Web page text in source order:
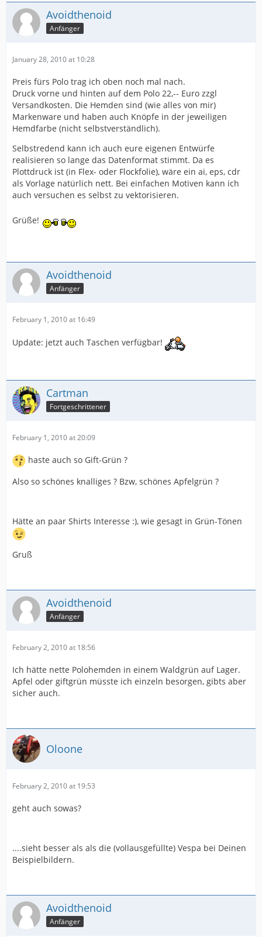
Avoidthenoid
Anfänger
January 28, 2010 at 10:28
Preis fürs Polo trag ich oben noch mal nach.
Druck vorne und hinten auf dem Polo 22,-- Euro zzgl
Versandkosten. Die Hemden sind (wie alles von mir)
Markenware und haben auch Knöpfe in der jeweiligen
Hemdfarbe (nicht selbstverständlich).
Selbstredend kann ich auch eure eigenen Entwürfe
realisieren so lange das Datenformat stimmt. Da es
Plottdruck ist (in Flex- oder Flockfolie), wäre ein ai, eps, cdr
als Vorlage natürlich nett. Bei einfachen Motiven kann ich
auch versuchen es selbst zu vektorisieren.
Grüße!
Avoidthenoid
Anfänger
February 1, 2010 at 16:49
Update: jetzt auch Taschen verfügbar!
Cartman
Fortgeschrittener
February 1, 2010 at 20:09
haste auch so Gift-Grün ?
Also so schönes knalliges ? Bzw, schönes Apfelgrün ?
Hätte an paar Shirts Interesse :), wie gesagt in Grün-Tönen
Gruß
Avoidthenoid
Anfänger
February 2, 2010 at 18:56
Ich hätte nette Polohemden in einem Waldgrün auf Lager.
Apfel oder giftgrün müsste ich einzeln besorgen, gibts aber
sicher auch.
Oloone
February 2, 2010 at 19:53
geht auch sowas?
....sieht besser als als die (vollausgefüllte) Vespa bei Deinen
Beispielbildern.
Avoidthenoid
Anfänger